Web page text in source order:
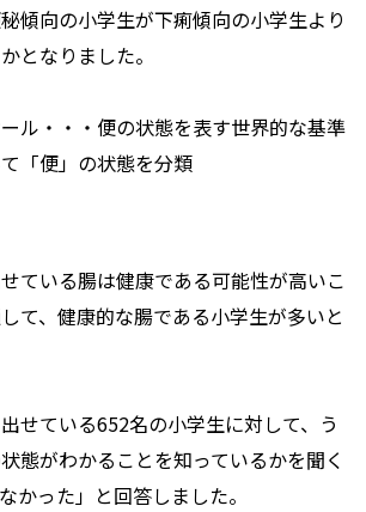
傾向の小学生が下痢傾向の小学生より
となりました。
ル・・・便の状態を表す世界的な基準
「便」の状態を分類
ている腸は健康である可能性が高いこ
て、健康的な腸である小学生が多いと
せている652名の小学生に対して、う
態がわかることを知っているかを聞く
かった」と回答しました。